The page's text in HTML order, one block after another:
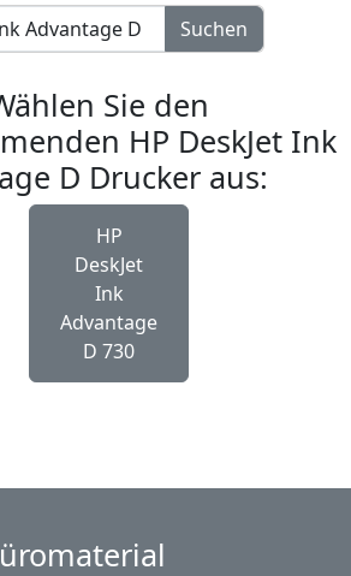
Suchen
Sie den
HP DeskJet Ink
D Drucker aus:
HP
DeskJet
Ink
Advantage
D 730